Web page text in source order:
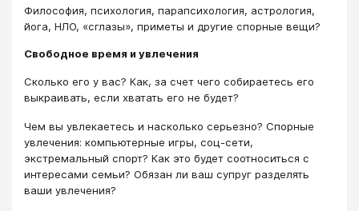
Философия, психология, парапсихология, астрология,
йога, НЛО, «сглазы», приметы и другие спорные вещи?
Свободное время и увлечения
Сколько его у вас? Как, за счет чего собираетесь его
выкраивать, если хватать его не будет?
Чем вы увлекаетесь и насколько серьезно? Спорные
увлечения: компьютерные игры, соц-сети,
экстремальный спорт? Как это будет соотноситься с
интересами семьи? Обязан ли ваш супруг разделять
ваши увлечения?